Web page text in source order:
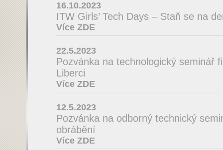
16.10.2023
ITW Girls’ Tech Days – Staň se na
Více ZDE
22.5.2023
Pozvánka na technologický seminář
Liberci
Více ZDE
12.5.2023
Pozvánka na odborný technický
obrábění
Více ZDE